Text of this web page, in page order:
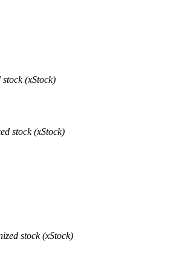
para titulares de BTR
(xStock)
stock (xStock)
stock (xStock)